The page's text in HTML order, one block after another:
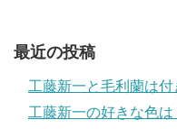
最近の投稿
工藤新一と毛利蘭は
工藤新一の好きな色は